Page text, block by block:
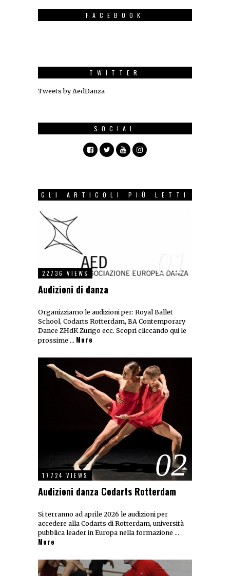
FACEBOOK
TWITTER
Tweets by AedDanza
SOCIAL
GLI ARTICOLI PIÙ LETTI
01
22736 VIEWS
Audizioni di danza
Organizziamo le audizioni per: Royal Ballet
School, Codarts Rotterdam, BA Contemporary
Dance ZHdK Zurigo ecc. Scopri cliccando qui le
prossime … More
02
17724 VIEWS
Audizioni danza Codarts Rotterdam
Si terranno ad aprile 2026 le audizioni per
accedere alla Codarts di Rotterdam, università
pubblica leader in Europa nella formazione …
More